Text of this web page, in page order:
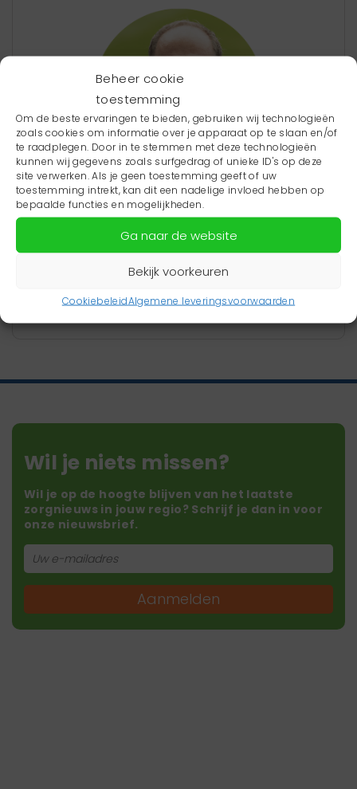
Beheer cookie
toestemming
Om de beste ervaringen te bieden, gebruiken wij technologieën
zoals cookies om informatie over je apparaat op te slaan en/of
te raadplegen. Door in te stemmen met deze technologieën
kunnen wij gegevens zoals surfgedrag of unieke ID's op deze
site verwerken. Als je geen toestemming geeft of uw
toestemming intrekt, kan dit een nadelige invloed hebben op
bepaalde functies en mogelijkheden.
Ga naar de website
Bekijk voorkeuren
CookiebeleidAlgemene leveringsvoorwaarden
Erwin Brameijer
Adviseur
Neem contact op
e.brameijer@rosfriesland.nl
Wil je niets missen?
Wil je op de hoogte blijven van het laatste
zorgnieuws in jouw regio? Schrijf je dan in voor
onze nieuwsbrief.
Aanmelden